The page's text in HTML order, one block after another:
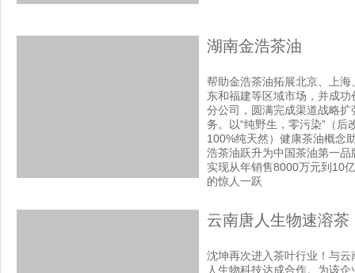
湖南金浩茶油
帮助金浩茶油拓展北京、上海
东和福建等区域市场，并成功
分公司，圆满完成渠道战略扩
务。以“纯野生，零污染”（后
100%纯天然）健康茶油概念
浩茶油跃升为中国茶油第一品
实现从年销售8000万元到10
的惊人一跃
云南唐人生物速溶茶
沈坤再次进入茶叶行业！与云
人生物科技达成合作。为该企